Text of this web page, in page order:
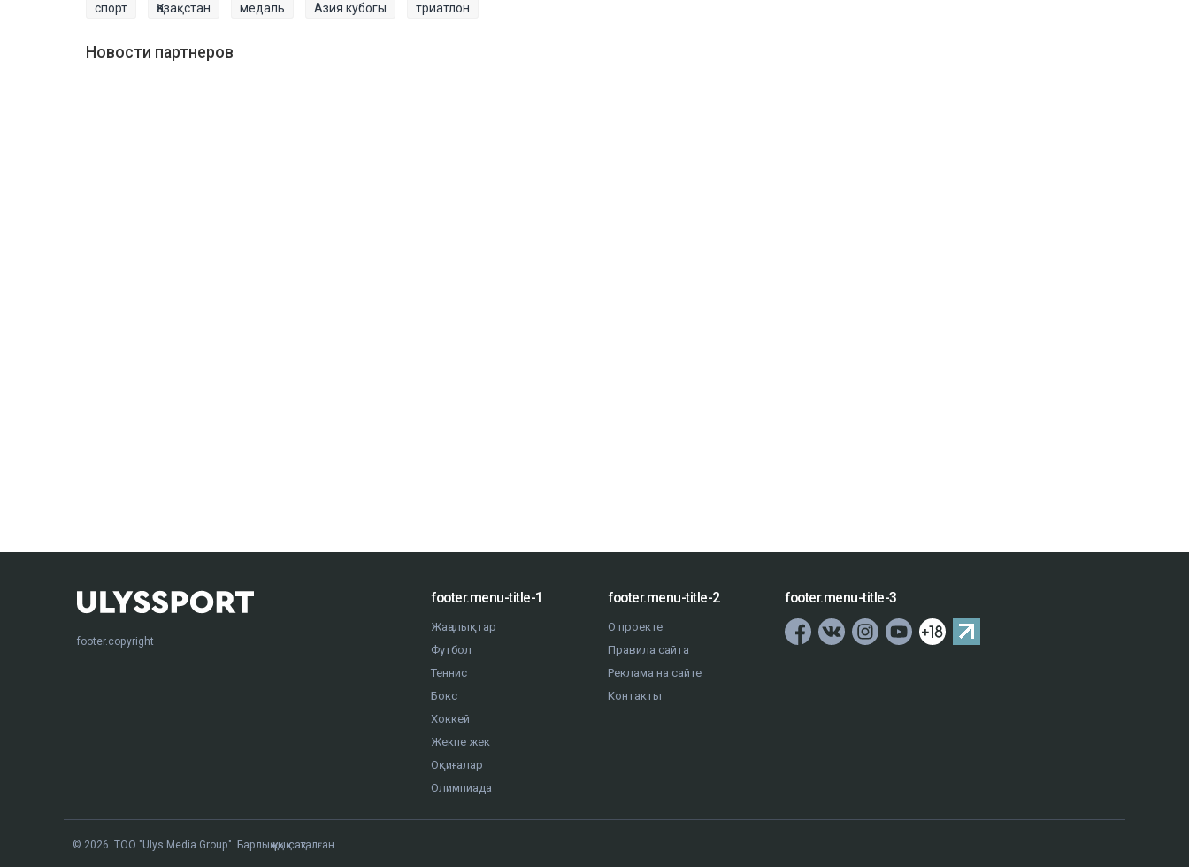
спорт Қазақстан медаль Азия кубогы триатлон
Новости партнеров
footer.copyright
footer.menu-title-1
Жаңалықтар
Футбол
Теннис
Бокс
Хоккей
Жекпе жек
Оқиғалар
Олимпиада
footer.menu-title-2
О проекте
Правила сайта
Реклама на сайте
Контакты
footer.menu-title-3
© 2026. ТОО "Ulys Media Group". Барлық құқық сақталған